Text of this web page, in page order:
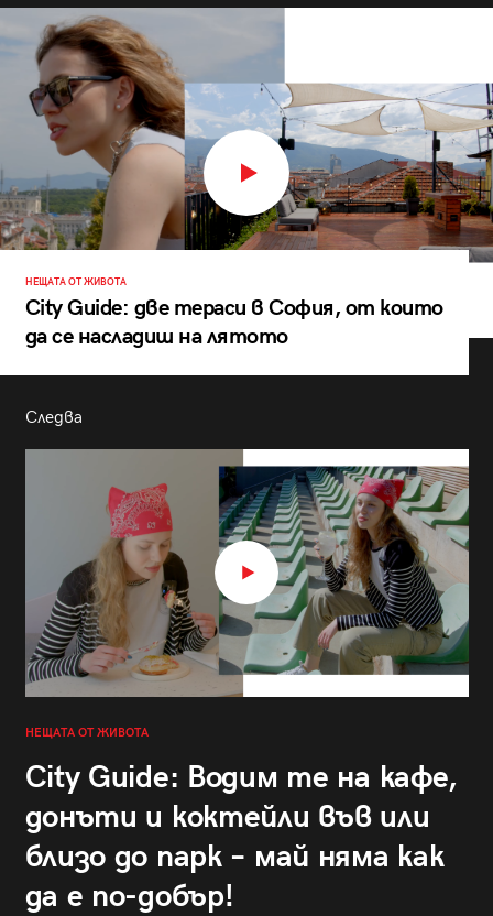
НЕЩАТА ОТ ЖИВОТА
City Guide: две тераси в София, от които
да се насладиш на лятото
Следва
НЕЩАТА ОТ ЖИВОТА
City Guide: Водим те на кафе,
донъти и коктейли във или
близо до парк – май няма как
да е по-добър!